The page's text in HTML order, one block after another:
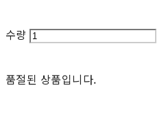
수량
품절된 상품입니다.